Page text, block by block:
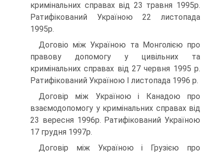
кримінальних справах від 23 травня 1995р.
Ратифікований Україною 22 листопада
1995р.
Договіо між Україною та Монголією про
правову допомогу у цивільних та
кримінальних справах від 27 червня 1995 p.
Ратифікований Україною І листопада 1996 p.
Договір між Україною і Канадою про
взаємодопомогу у кримінальних справах від
23 вересня 1996р. Ратифікований Україною
17 грудня 1997р.
Договір між Україною і Грузією про